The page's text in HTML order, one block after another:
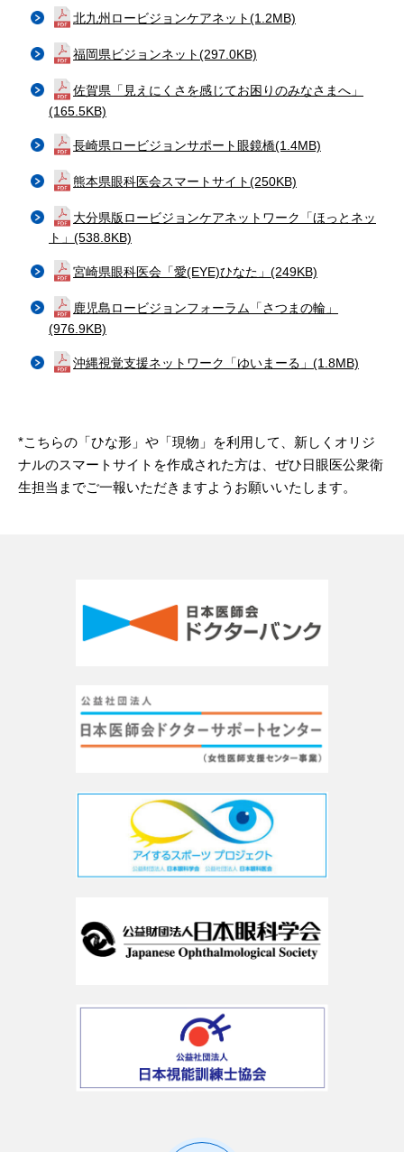
北九州ロービジョンケアネット(1.2MB)
福岡県ビジョンネット(297.0KB)
佐賀県「見えにくさを感じてお困りのみなさまへ」
(165.5KB)
長崎県ロービジョンサポート眼鏡橋(1.4MB)
熊本県眼科医会スマートサイト(250KB)
大分県版ロービジョンケアネットワーク「ほっとネッ
ト」(538.8KB)
宮崎県眼科医会「愛(EYE)ひなた」(249KB)
鹿児島ロービジョンフォーラム「さつまの輪」
(976.9KB)
沖縄視覚支援ネットワーク「ゆいまーる」(1.8MB)
*こちらの「ひな形」や「現物」を利用して、新しくオリジ
ナルのスマートサイトを作成された方は、ぜひ日眼医公衆衛
生担当までご一報いただきますようお願いいたします。